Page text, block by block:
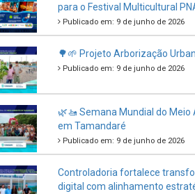
para o Festival Multicultural
Publicado em: 9 de junho de 2026
🌳🌱 Projeto Arborização
Publicado em: 9 de junho de 2026
🌿🚤 Semana Mundial do Meio
em Tamandaré
Publicado em: 9 de junho de 2026
Controladoria fortalece
digital com alinhamento